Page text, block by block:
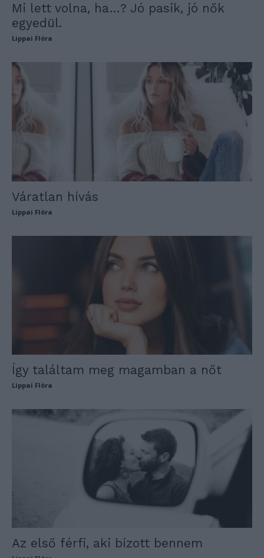
Mi lett volna, ha…? Jó pasik, jó nők
egyedül.
Lippai Flóra
Váratlan hívás
Lippai Flóra
Így találtam meg magamban a nőt
Lippai Flóra
Az első férfi, aki bízott bennem